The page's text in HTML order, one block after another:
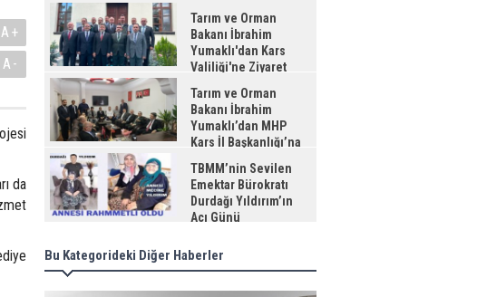
A+
A-
da
Tarım ve Orman
Bakanı İbrahim
Yumaklı'dan Kars
Valiliği'ne Ziyaret
Tarım ve Orman
Bakanı İbrahim
Yumaklı’dan MHP
Kars İl Başkanlığı’na
Ziyaret
TBMM’nin Sevilen
Emektar Bürokratı
Durdağı Yıldırım’ın
Acı Günü
Bu Kategorideki Diğer Haberler